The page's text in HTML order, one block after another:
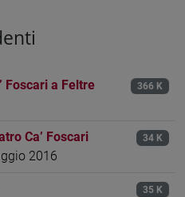
Foscari a Feltre
366 K
Ca’ Foscari
2016
34 K
35 K